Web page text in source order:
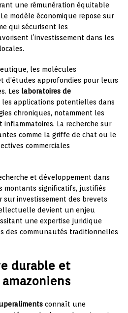
une rémunération équitable
modèle économique repose sur
qui sécurisent les
l’investissement dans les
les molécules
d’études approfondies pour leurs
Les laboratoires de
applications potentielles dans
chroniques, notamment les
La recherche sur
comme la griffe de chat ou le
commerciales
et développement dans
montants significatifs, justifiés
investissement des brevets
devient un enjeu
une expertise juridique
des communautés traditionnelles
durable et
connaît une